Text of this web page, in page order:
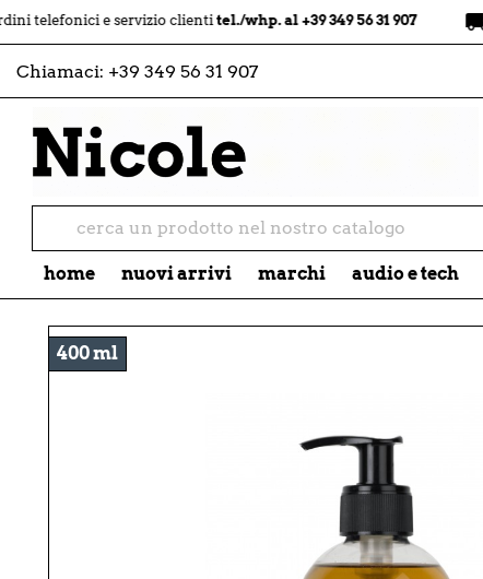
e servizio clientitel./whp. al +39 349 56 31 907 local_shipping
Chiamaci: +39 349 56 31 907
home nuovi arrivi marchi audio e tech
400 ml